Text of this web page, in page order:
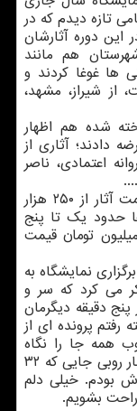
تازه دیدم که در
دوره آثارشان
هم مانند
ها غوغا کردند و
از شیراز، مشهد،
شده هم اظهار
دادند؛ آثاری از
اعتمادی، ناصر
گلستان درباره قیمت آثار اظهار داشت: قیمت آثار از ۲۵۰ هزار
حدود یک تا پنج
میلیون تومان است. گران ترین اثر هم ۹۰ میلیون تومان قیمت
نمایشگاه به
می کرد که سر و
پنج دقیقه دیگرمان
رفتم پرونده ای از
همه جا را نگاه
کردم و شروع کردم به گردگیری و در واقع غبار روبی جایی که ۳۲
بودم. خیلی دلم
بشویم.